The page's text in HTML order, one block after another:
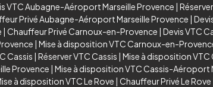
VTC Aubagne-Aéroport Marseille Provence |
Privé Aubagne-Aéroport Marseille Provence |
| Chauffeur Privé Carnoux-en-Provence | Devis VTC
| Mise à disposition VTC Carnoux-en-
Cassis | Réserver VTC Cassis | Mise à disposition VTC
Provence | Mise à disposition VTC Cassis-Aéroport
à disposition VTC Le Rove | Chauffeur Privé Le Rove